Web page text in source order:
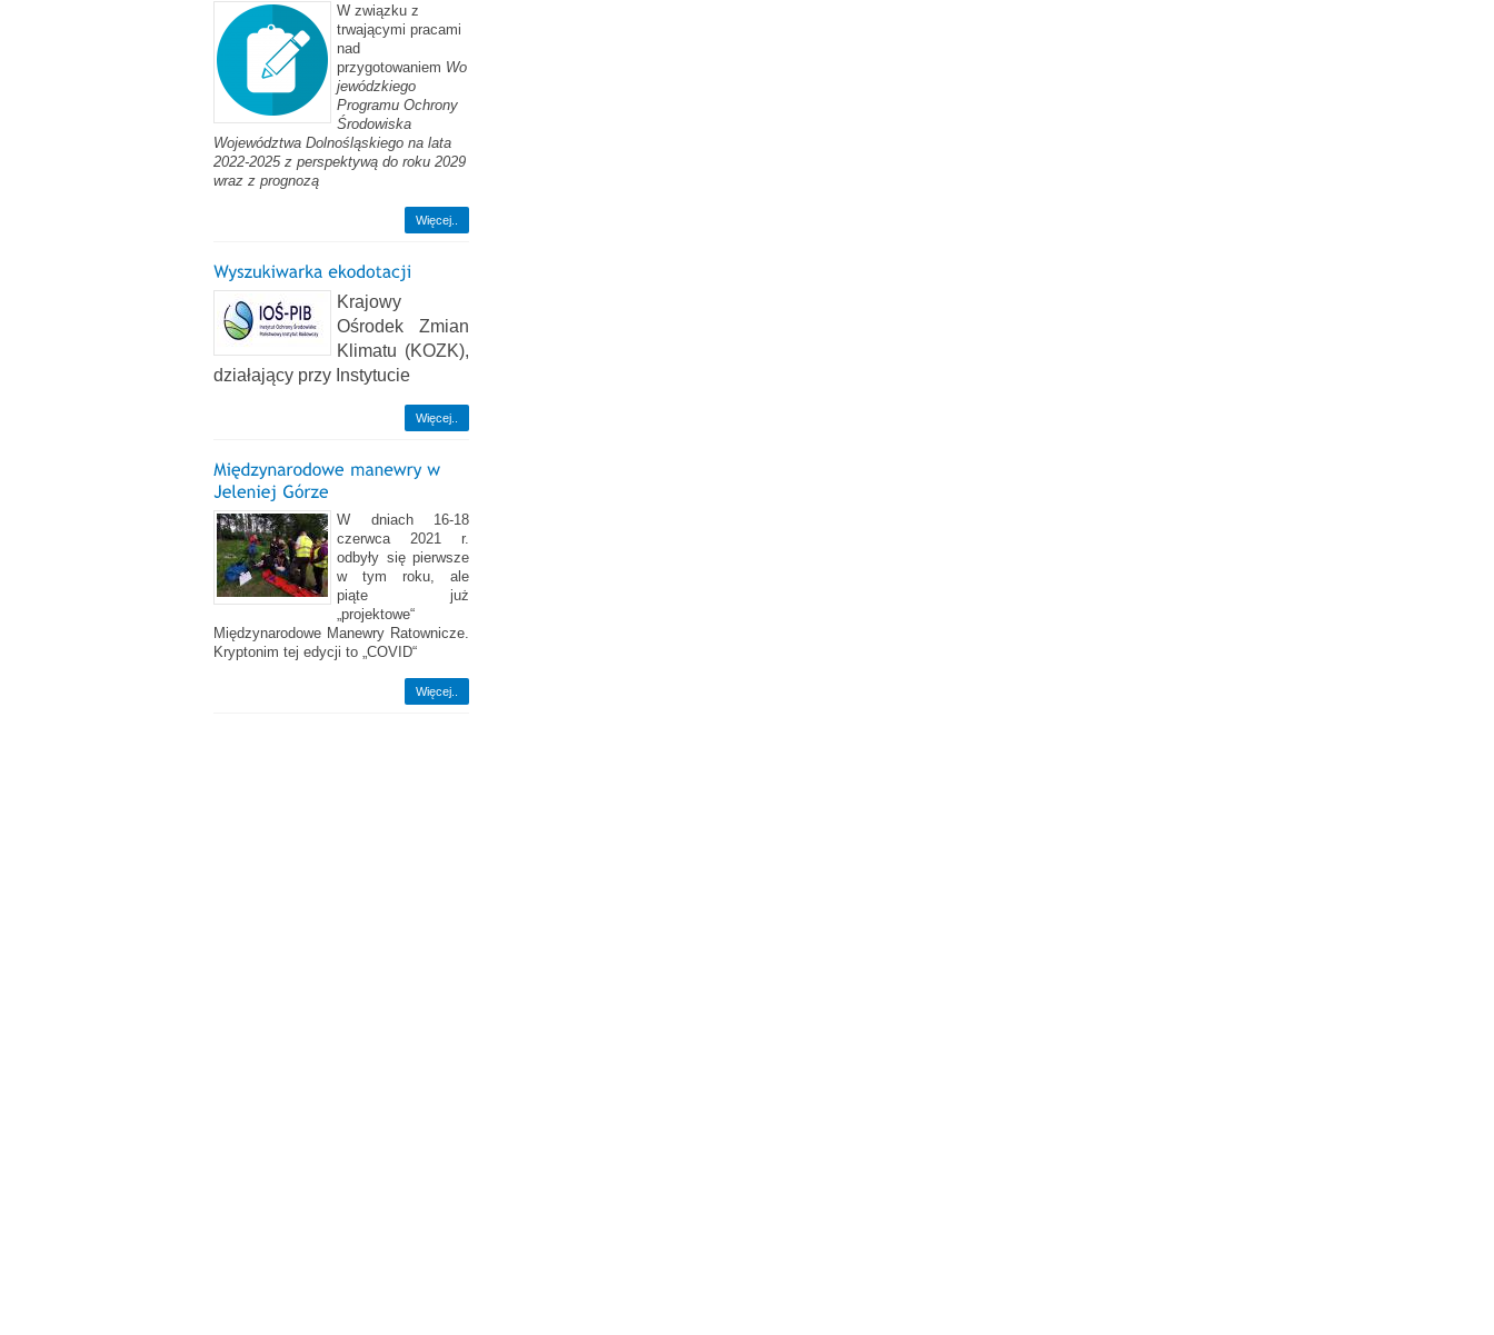
W związku z
trwającymi pracami
nad
przygotowaniem Wo
jewódzkiego
Programu Ochrony
Środowiska
Województwa Dolnośląskiego na lata
2022-2025 z perspektywą do roku 2029
wraz z prognozą
Więcej..
Krajowy
Ośrodek Zmian
Klimatu (KOZK),
działający przy Instytucie
Więcej..
W dniach 16-18
czerwca 2021 r.
odbyły się pierwsze
w tym roku, ale
piąte już
„projektowe“
Międzynarodowe Manewry Ratownicze.
Kryptonim tej edycji to „COVID“
Więcej..